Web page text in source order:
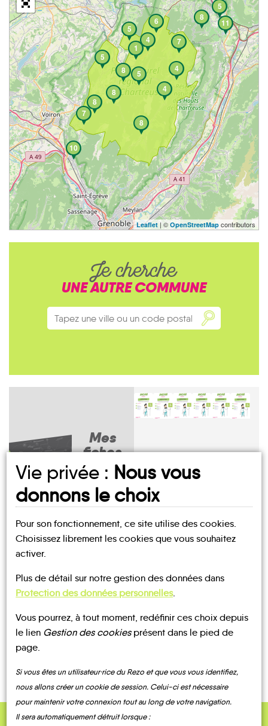
8
5
5
8
7
8
8
4
10
8
5
7
11
5
1
4
4
6
Leaflet | © OpenStreetMap contributors
Je cherche
UNE AUTRE COMMUNE
Mes
fiches
MOBILITÉEntre-
Guiers
Miribel-
Échelles
Saint-
Joseph-
Saint-
Pierre-de-
Saint-
Pierre-
Les
Entremont-
le-Vieux
Les
Myans
Saint-
Baldoph
Saint-
Christophe-
UN AVIS, UN TÉMOIGNAGE
À PARTAGER ?
Vie privée : Nous vous
donnons le choix
Pour son fonctionnement, ce site utilise des cookies.
Choisissez librement les cookies que vous souhaitez
activer.
Plus de détail sur notre gestion des données dans
Protection des données personnelles.
Vous pourrez, à tout moment, redéfinir ces choix depuis
le lien Gestion des cookiesprésent dans le pied de
page.
Si vous êtes un utilisateur·rice du Rezo et que vous vous identifiez,
nous allons créer un cookie de session. Celui-ci est nécessaire
pour maintenir votre connexion tout au long de votre navigation.
Il sera automatiquement détruit lorsque :